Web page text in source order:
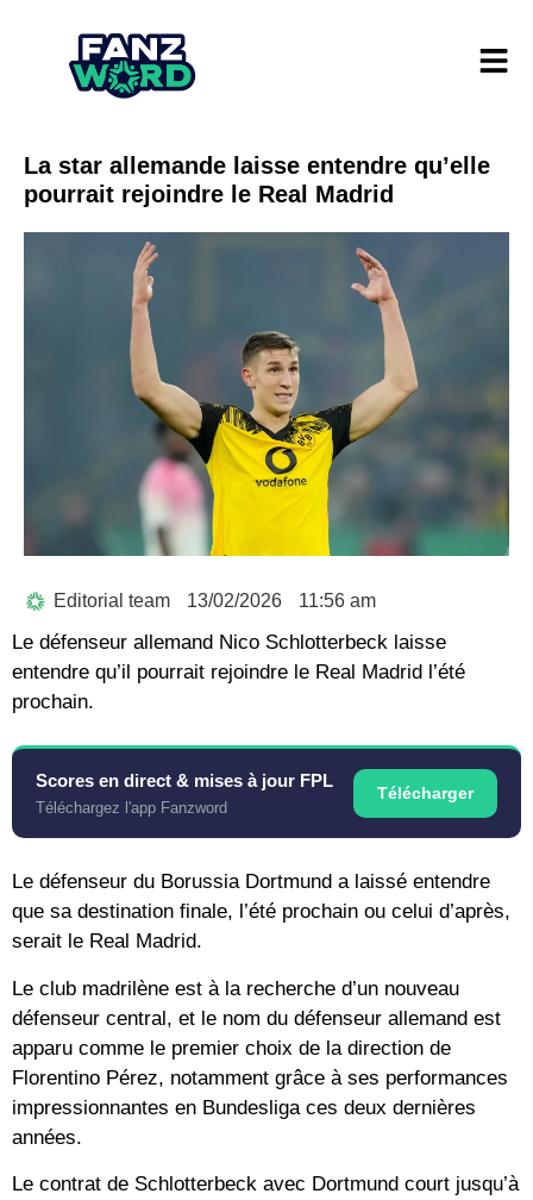
La star allemande laisse entendre qu’elle
pourrait rejoindre le Real Madrid
Editorial team 13/02/2026 11:56 am
Le défenseur allemand Nico Schlotterbeck laisse
entendre qu’il pourrait rejoindre le Real Madrid l’été
prochain.
Scores en direct & mises à jour FPL
Téléchargez l'app Fanzword
Télécharger
Le défenseur du Borussia Dortmund a laissé entendre
que sa destination finale, l’été prochain ou celui d’après,
serait le Real Madrid.
Le club madrilène est à la recherche d’un nouveau
défenseur central, et le nom du défenseur allemand est
apparu comme le premier choix de la direction de
Florentino Pérez, notamment grâce à ses performances
impressionnantes en Bundesliga ces deux dernières
années.
Le contrat de Schlotterbeck avec Dortmund court jusqu’à